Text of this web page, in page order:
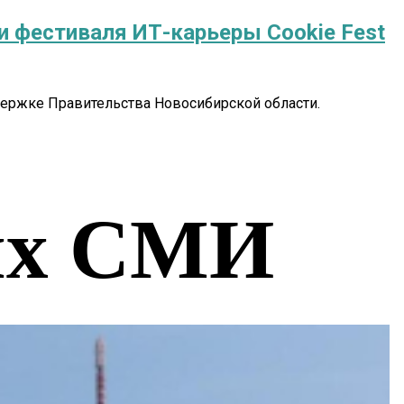
фестиваля ИТ-карьеры Cookie Fest
Правительства Новосибирской области.